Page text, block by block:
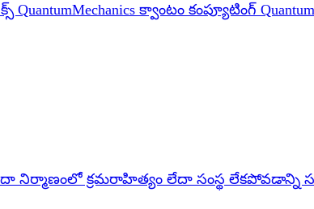
QuantumMechanics క్వాంటం కంప్యూటింగ్
లేదా నిర్మాణంలో క్రమరాహిత్యం లేదా సంస్థ లేకపోవడాన్ని